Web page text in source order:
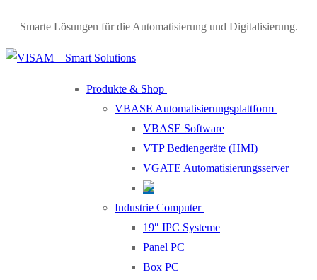
content
Smarte Lösungen für die Automatisierung und Digitalisierung.
Produkte & Shop
VBASE Automatisierungsplattform
VBASE Software
VTP Bediengeräte (HMI)
VGATE Automatisierungsserver
Industrie Computer
19″ IPC Systeme
Panel PC
Box PC